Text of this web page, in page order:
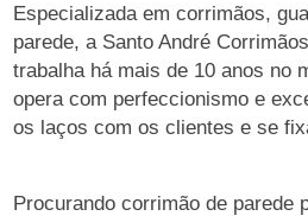
Especializada em corrimãos,
parede, a Santo André
trabalha há mais de 10 anos no
opera com perfeccionismo e
os laços com os clientes e se
Procurando corrimão de parede